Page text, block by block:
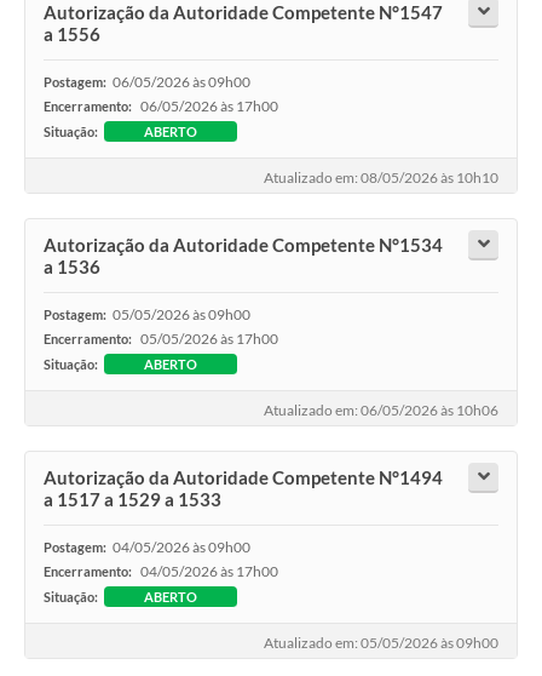
Autorização da Autoridade Competente N°1547
a 1556
Postagem: 06/05/2026 às 09h00
Encerramento: 06/05/2026 às 17h00
Situação: ABERTO
Atualizado em: 08/05/2026 às 10h10
Autorização da Autoridade Competente N°1534
a 1536
Postagem: 05/05/2026 às 09h00
Encerramento: 05/05/2026 às 17h00
Situação: ABERTO
Atualizado em: 06/05/2026 às 10h06
Autorização da Autoridade Competente N°1494
a 1517 a 1529 a 1533
Postagem: 04/05/2026 às 09h00
Encerramento: 04/05/2026 às 17h00
Situação: ABERTO
Atualizado em: 05/05/2026 às 09h00